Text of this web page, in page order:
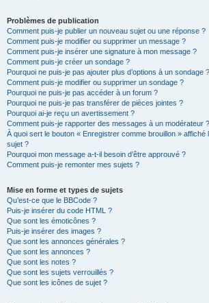
Problèmes de publication
Comment puis-je publier un nouveau sujet ou une réponse ?
Comment puis-je modifier ou supprimer un message ?
Comment puis-je insérer une signature à mon message ?
Comment puis-je créer un sondage ?
Pourquoi ne puis-je pas ajouter plus d’options à un sondage ?
Comment puis-je modifier ou supprimer un sondage ?
Pourquoi ne puis-je pas accéder à un forum ?
Pourquoi ne puis-je pas transférer de pièces jointes ?
Pourquoi ai-je reçu un avertissement ?
Comment puis-je rapporter des messages à un modérateur ?
À quoi sert le bouton « Enregistrer comme brouillon » affiché
sujet ?
Pourquoi mon message a-t-il besoin d’être approuvé ?
Comment puis-je remonter mes sujets ?
Mise en forme et types de sujets
Qu’est-ce que le BBCode ?
Puis-je insérer du code HTML ?
Que sont les émoticônes ?
Puis-je insérer des images ?
Que sont les annonces générales ?
Que sont les annonces ?
Que sont les notes ?
Que sont les sujets verrouillés ?
Que sont les icônes de sujet ?